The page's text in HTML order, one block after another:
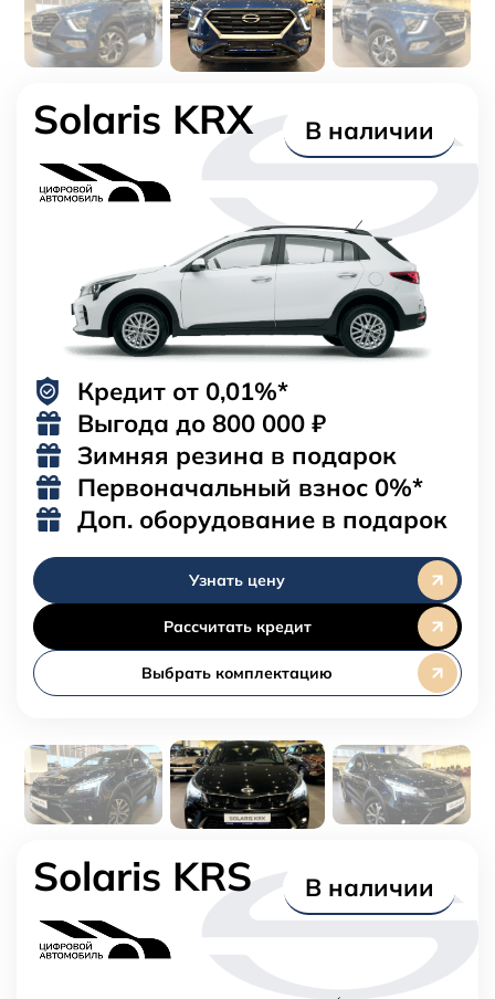
Solaris KRX В наличии
Кредит от 0,01%*
Выгода до 800 000 ₽
Зимняя резина в подарок
Первоначальный взнос 0%*
Доп. оборудование в подарок
Узнать цену
Рассчитать кредит
Выбрать комплектацию
Solaris KRS В наличии